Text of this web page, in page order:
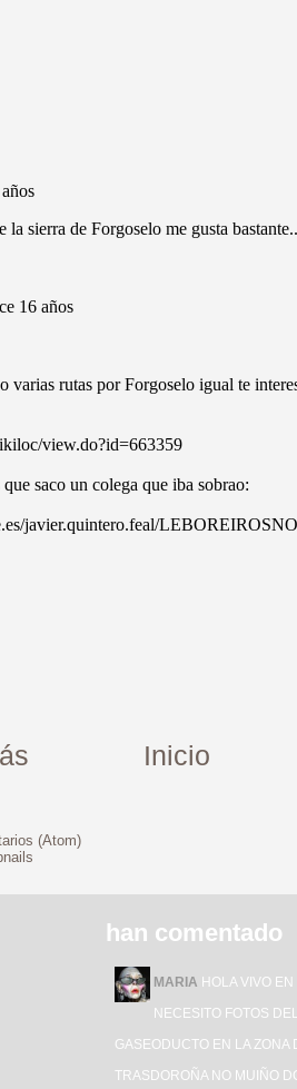
Inicio
(Atom)
han comentado
MARIA HOLA VIVO EN
NECESITO FOTOS DEL
GASEODUCTO EN LA ZONA
TRASDOROÑA NO MUIÑO